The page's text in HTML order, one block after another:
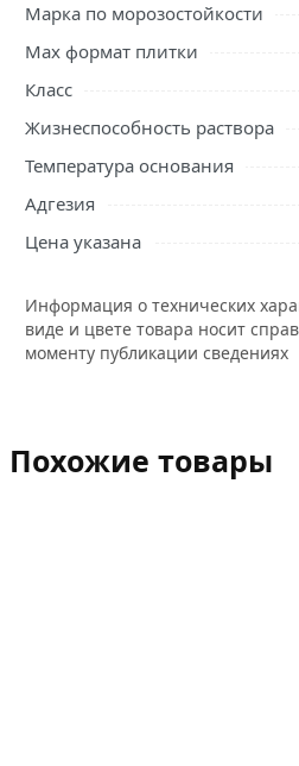
Марка по морозостойкости
Max формат плитки
Класс
Жизнеспособность раствора
Температура основания
Адгезия
Цена указана
Информация о технических
виде и цвете товара носит
моменту публикации сведениях
Похожие товары